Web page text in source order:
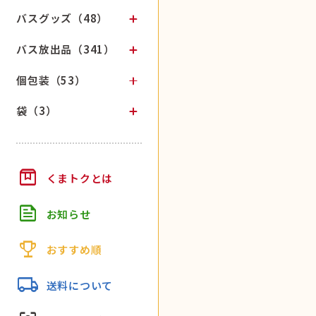
バスグッズ（48）
バス放出品（341）
個包装（53）
袋（3）
box くまトクとは
feed お知らせ
trophy おすすめ順
local_shipping 送料について